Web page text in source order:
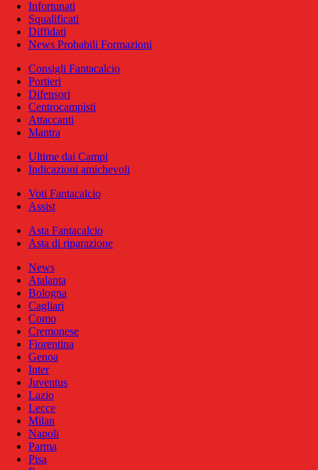
Infortunati
Squalificati
Diffidati
News Probabili Formazioni
Consigli Fantacalcio
Portieri
Difensori
Centrocampisti
Attaccanti
Mantra
Ultime dai Campi
Indicazioni amichevoli
Voti Fantacalcio
Assist
Asta Fantacalcio
Asta di riparazione
News
Atalanta
Bologna
Cagliari
Como
Cremonese
Fiorentina
Genoa
Inter
Juventus
Lazio
Lecce
Milan
Napoli
Parma
Pisa